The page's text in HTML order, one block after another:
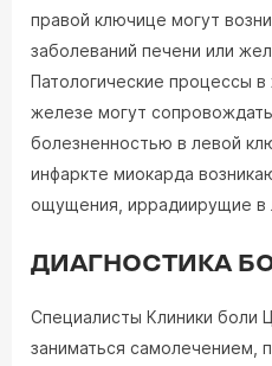
правой ключице могут
заболеваний печени или
Патологические процессы
железе могут
болезненностью в левой
инфаркте миокарда
ощущения, иррадиирущие в
ДИАГНОСТИКА
Специалисты Клиники боли
заниматься самолечением,